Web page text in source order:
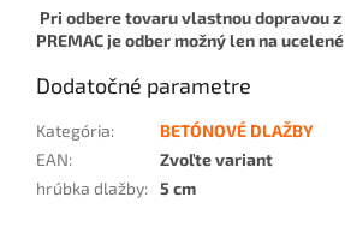
Pri odbere tovaru vlastnou dopravou
PREMAC je odber možný len na
Dodatočné parametre
Kategória:
BETÓNOVÉ DLAŽBY
EAN:
Zvoľte variant
hrúbka dlažby: 5 cm